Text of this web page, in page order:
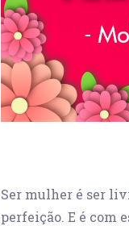
Ser mulher é ser
perfeição. E é com